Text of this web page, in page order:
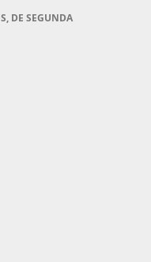
DE SEGUNDA